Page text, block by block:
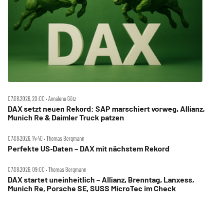
07.08.2026, 20:00 ‧ Annalena Götz
DAX setzt neuen Rekord: SAP marschiert vorweg, Allianz,
Munich Re & Daimler Truck patzen
07.08.2026, 14:40 ‧ Thomas Bergmann
Perfekte US‑Daten – DAX mit nächstem Rekord
07.08.2026, 09:00 ‧ Thomas Bergmann
DAX startet uneinheitlich – Allianz, Brenntag, Lanxess,
Munich Re, Porsche SE, SUSS MicroTec im Check